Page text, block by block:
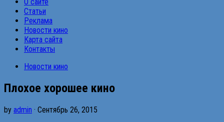
Статьи
Реклама
Новости кино
Карта сайта
Контакты
Новости кино
Плохое хорошее кино
by admin · Сентябрь 26, 2015